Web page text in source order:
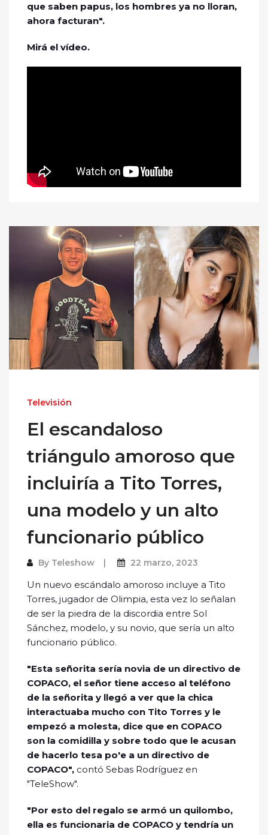
que saben papus, los hombres ya no lloran,
ahora facturan".
Mirá el vídeo.
Televisión
El escandaloso
triángulo amoroso que
incluiría a Tito Torres,
una modelo y un alto
funcionario público
By Teleshow 22 marzo, 2023
Un nuevo escándalo amoroso incluye a Tito
Torres, jugador de Olimpia, esta vez lo señalan
de ser la piedra de la discordia entre Sol
Sánchez, modelo, y su novio, que sería un alto
funcionario público.
"Esta señorita sería novia de un directivo de
COPACO, el señor tiene acceso al teléfono
de la señorita y llegó a ver que la chica
interactuaba mucho con Tito Torres y le
empezó a molesta, dice que en COPACO
son la comidilla y sobre todo que le acusan
de hacerlo tesa po'e a un directivo de
COPACO", contó Sebas Rodríguez en
"TeleShow".
"Por esto del regalo se armó un quilombo,
ella es funcionaria de COPACO y tendría un